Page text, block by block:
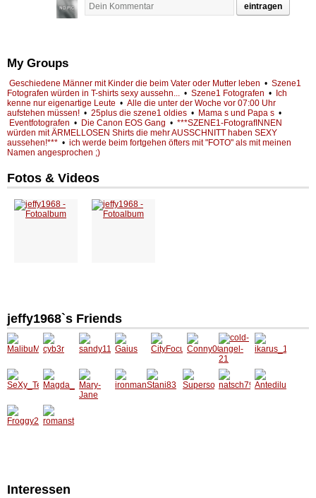
eintragen
My Groups
Geschiedene Männer mit Kinder die beim Vater oder Mutter leben • Szene1
Fotografen würden in T-shirts sexy aussehn...
• Szene1 Fotografen • Ich
kenne nur eigenartige Leute • Alle die unter der Woche vor 07:00 Uhr
aufstehen müssen! • 25plus die szene1 oldies • Mama s und Papa s •
Eventfotografen • Die Canon EOS Gang • ***SZENE1-FotografINNEN
würden mit ÄRMELLOSEN Shirts die mehr AUSSCHNITT haben SEXY
aussehen!*** • ich werde beim fortgehen öfters mit "FOTO" als mit meinen
Namen angesprochen ;)
Fotos & Videos
jeffy1968`s Friends
Interessen